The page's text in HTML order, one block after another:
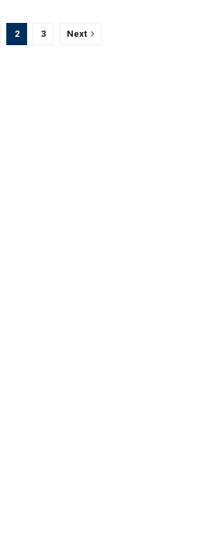
2 3 Next